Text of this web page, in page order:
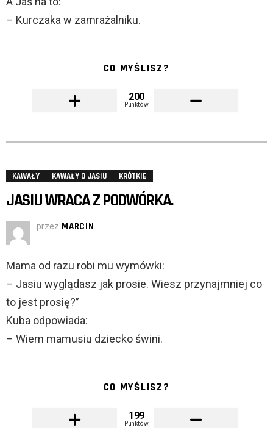
– Kurczaka w zamrażalniku.
CO MYŚLISZ?
200
Punktów
KAWAŁY KAWAŁY O JASIU KRÓTKIE
JASIU WRACA Z PODWÓRKA.
przez MARCIN
Mama od razu robi mu wymówki:
– Jasiu wyglądasz jak prosie. Wiesz przynajmniej co
to jest prosię?”
Kuba odpowiada:
– Wiem mamusiu dziecko świni.
CO MYŚLISZ?
199
Punktów